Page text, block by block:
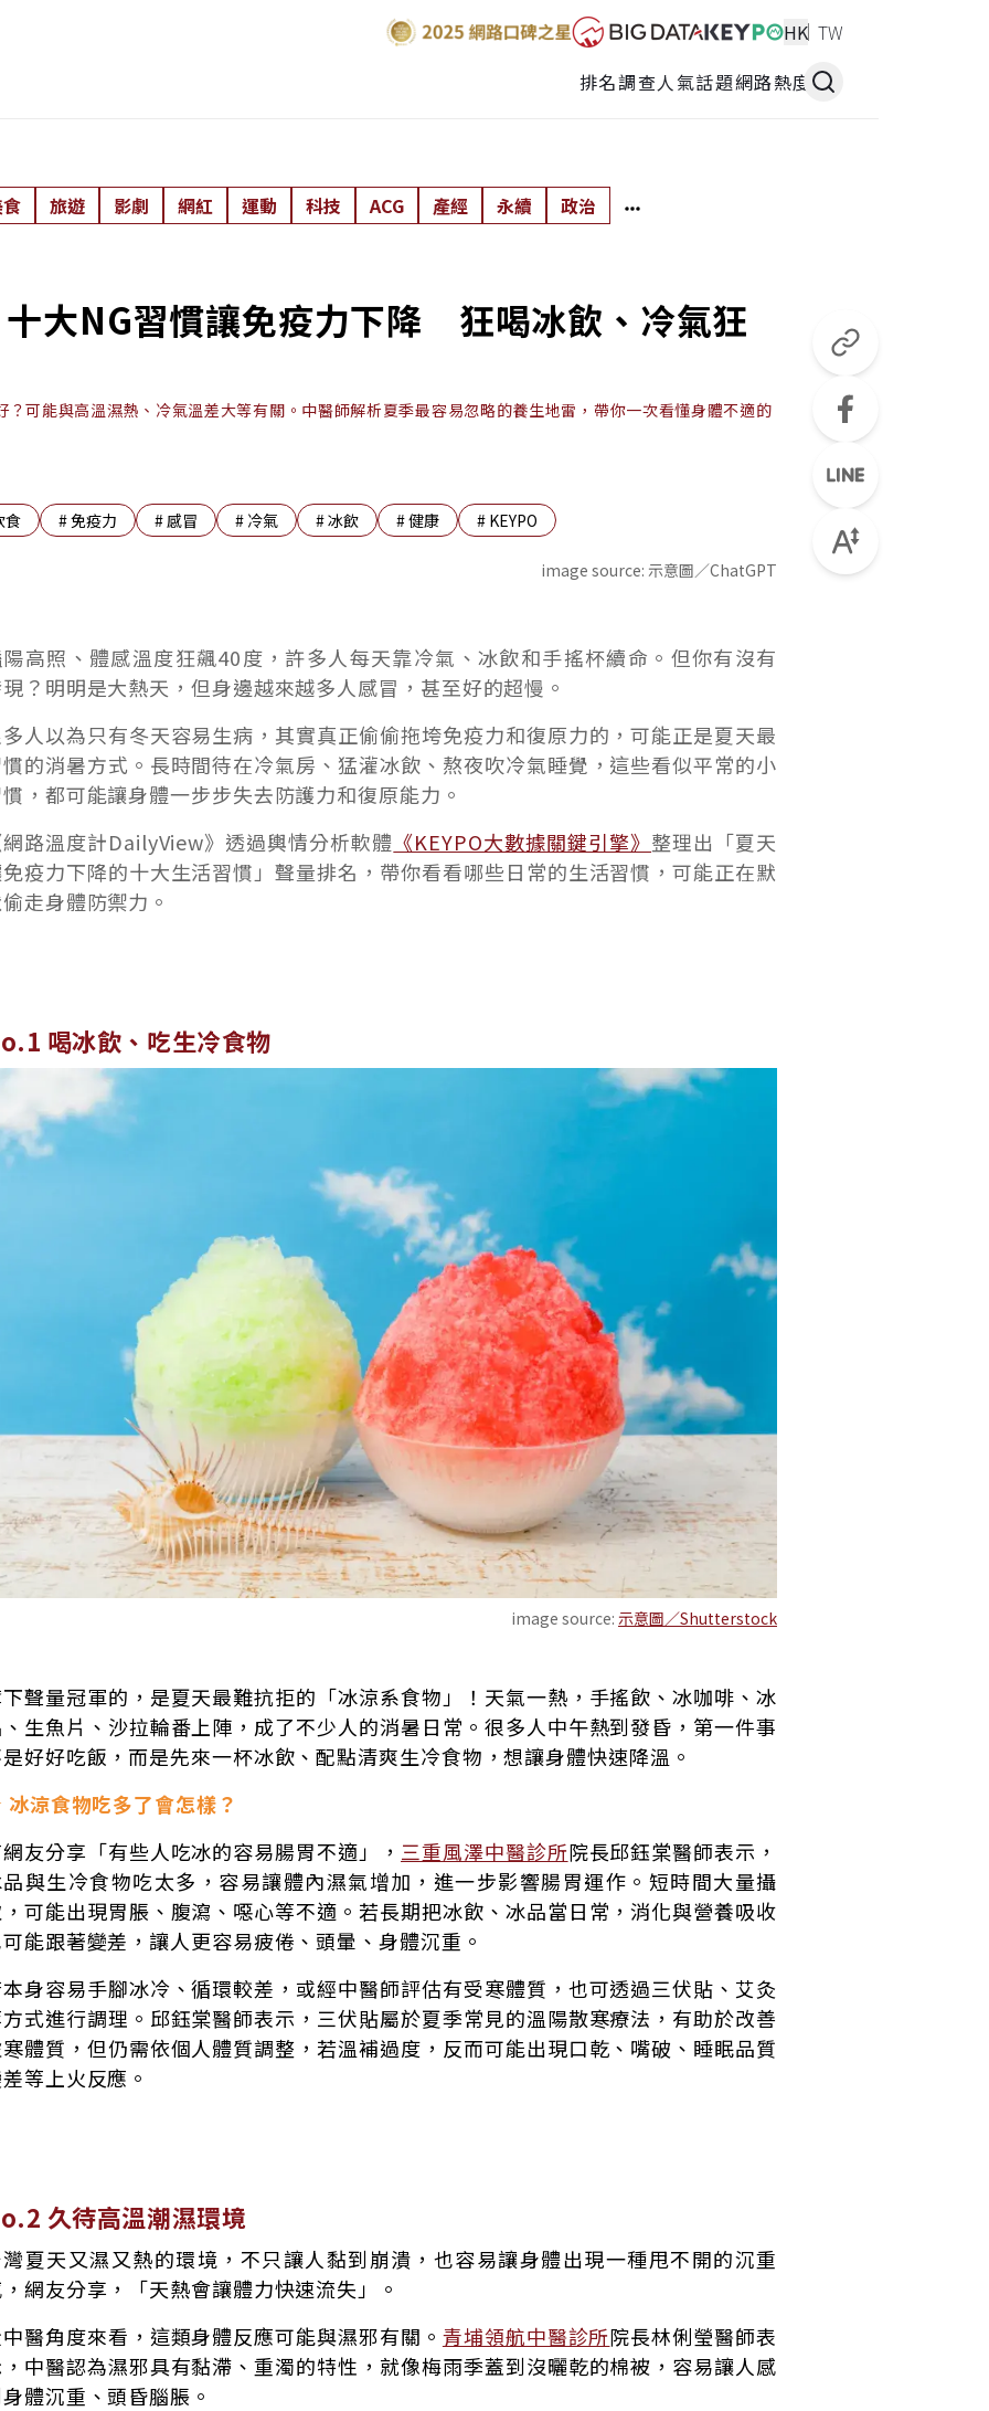
HK TW
排名調查人氣話題網路熱度
旅遊 影劇 網紅 運動 科技 ACG 產經 永續 政治
大NG習慣讓免疫力下降 狂喝冰飲、冷氣狂
可能與高溫濕熱、冷氣溫差大等有關。中醫師解析夏季最容易忽略的養生地雷，帶你一次看懂身體不適的
食 #免疫力 #感冒 # 冷氣 #冰飲 #健康 # KEYPO
image source: 示意圖／ChatGPT
高照、體感溫度狂飆40度，許多人每天靠冷氣、冰飲和手搖杯續命。但你有沒有
？明明是大熱天，但身邊越來越多人感冒，甚至好的超慢。
人以為只有冬天容易生病，其實真正偷偷拖垮免疫力和復原力的，可能正是夏天最
的消暑方式。長時間待在冷氣房、猛灌冰飲、熬夜吹冷氣睡覺，這些看似平常的小
，都可能讓身體一步步失去防護力和復原能力。
路溫度計DailyView》透過輿情分析軟體 《KEYPO大數據關鍵引擎》 整理出「夏天
疫力下降的十大生活習慣」聲量排名，帶你看看哪些日常的生活習慣，可能正在默
走身體防禦力。
喝冰飲、吃生冷食物
image source: 示意圖／Shutterstock
聲量冠軍的，是夏天最難抗拒的「冰涼系食物」！天氣一熱，手搖飲、冰咖啡、冰
生魚片、沙拉輪番上陣，成了不少人的消暑日常。很多人中午熱到發昏，第一件事
好好吃飯，而是先來一杯冰飲、配點清爽生冷食物，想讓身體快速降溫。
涼食物吃多了會怎樣？
友分享「有些人吃冰的容易腸胃不適」， 三重風澤中醫診所院長邱鈺棠醫師表示，
與生冷食物吃太多，容易讓體內濕氣增加，進一步影響腸胃運作。短時間大量攝
可能出現胃脹、腹瀉、噁心等不適。若長期把冰飲、冰品當日常，消化與營養吸收
能跟著變差，讓人更容易疲倦、頭暈、身體沉重。
身容易手腳冰冷、循環較差，或經中醫師評估有受寒體質，也可透過三伏貼、艾灸
式進行調理。邱鈺棠醫師表示，三伏貼屬於夏季常見的溫陽散寒療法，有助於改善
體質，但仍需依個人體質調整，若溫補過度，反而可能出現口乾、嘴破、睡眠品質
等上火反應。
久待高溫潮濕環境
夏天又濕又熱的環境，不只讓人黏到崩潰，也容易讓身體出現一種甩不開的沉重
網友分享，「天熱會讓體力快速流失」。
醫角度來看，這類身體反應可能與濕邪有關。 青埔領航中醫診所院長林俐瑩醫師表
中醫認為濕邪具有黏滯、重濁的特性，就像梅雨季蓋到沒曬乾的棉被，容易讓人感
體沉重、頭昏腦脹。